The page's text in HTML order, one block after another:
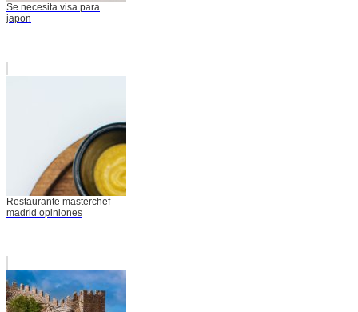
Se necesita visa para
japon
Restaurante masterchef
madrid opiniones